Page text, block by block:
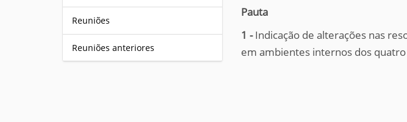
Reuniões
Reuniões anteriores
Pauta
1 -Indicação de alterações nas
em ambientes internos dos quatro